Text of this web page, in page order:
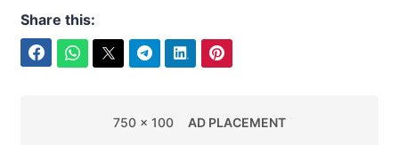
Share this:
750 x 100 AD PLACEMENT